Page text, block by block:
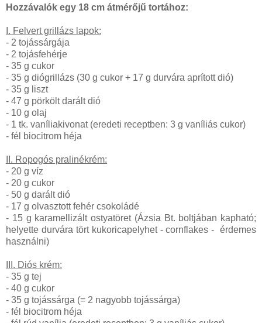
Hozzávalók egy 18 cm átmérőjű tortához:
I. Felvert grillázs lapok:
- 2 tojássárgája
- 2 tojásfehérje
- 35 g cukor
- 35 g diógrillázs (30 g cukor + 17 g durvára aprított dió)
- 35 g liszt
- 47 g pörkölt darált dió
- 10 g olaj
- 1 tk. vaníliakivonat (eredeti receptben: 3 g vaníliás cukor)
- fél biocitrom héja
II. Ropogós pralinékrém:
- 20 g víz
- 20 g cukor
- 50 g darált dió
- 17 g olvasztott fehér csokoládé
- 15 g karamellizált ostyatöret (Ázsia Bt. boltjában kapható;
helyette durvára tört kukoricapelyhet - cornflakes - érdemes
használni)
III. Diós krém:
- 35 g tej
- 40 g cukor
- 35 g tojássárga (= 2 nagyobb tojássárga)
- fél biocitrom héja